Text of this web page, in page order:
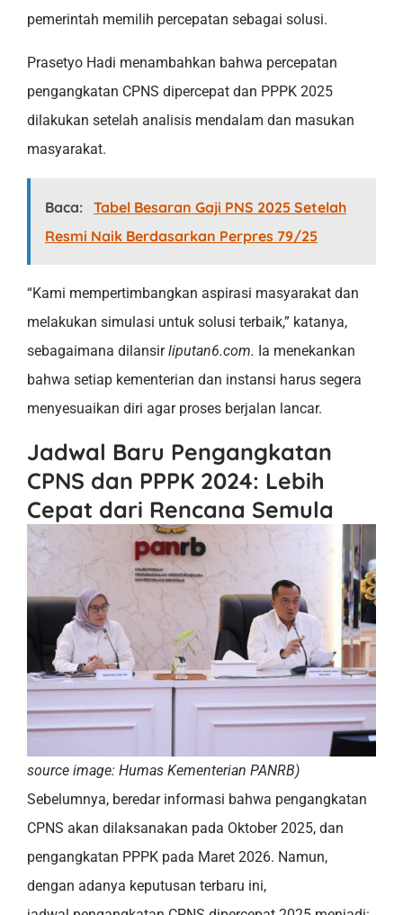
pemerintah memilih percepatan sebagai solusi.
Prasetyo Hadi menambahkan bahwa percepatan
pengangkatan CPNS dipercepat dan PPPK 2025
dilakukan setelah analisis mendalam dan masukan
masyarakat.
Baca: Tabel Besaran Gaji PNS 2025 Setelah
Resmi Naik Berdasarkan Perpres 79/25
“Kami mempertimbangkan aspirasi masyarakat dan
melakukan simulasi untuk solusi terbaik,” katanya,
sebagaimana dilansirliputan6.com. Ia menekankan
bahwa setiap kementerian dan instansi harus segera
menyesuaikan diri agar proses berjalan lancar.
Jadwal Baru Pengangkatan
CPNS dan PPPK 2024: Lebih
Cepat dari Rencana Semula
source image: Humas Kementerian PANRB)
Sebelumnya, beredar informasi bahwa pengangkatan
CPNS akan dilaksanakan pada Oktober 2025, dan
pengangkatan PPPK pada Maret 2026. Namun,
dengan adanya keputusan terbaru ini,